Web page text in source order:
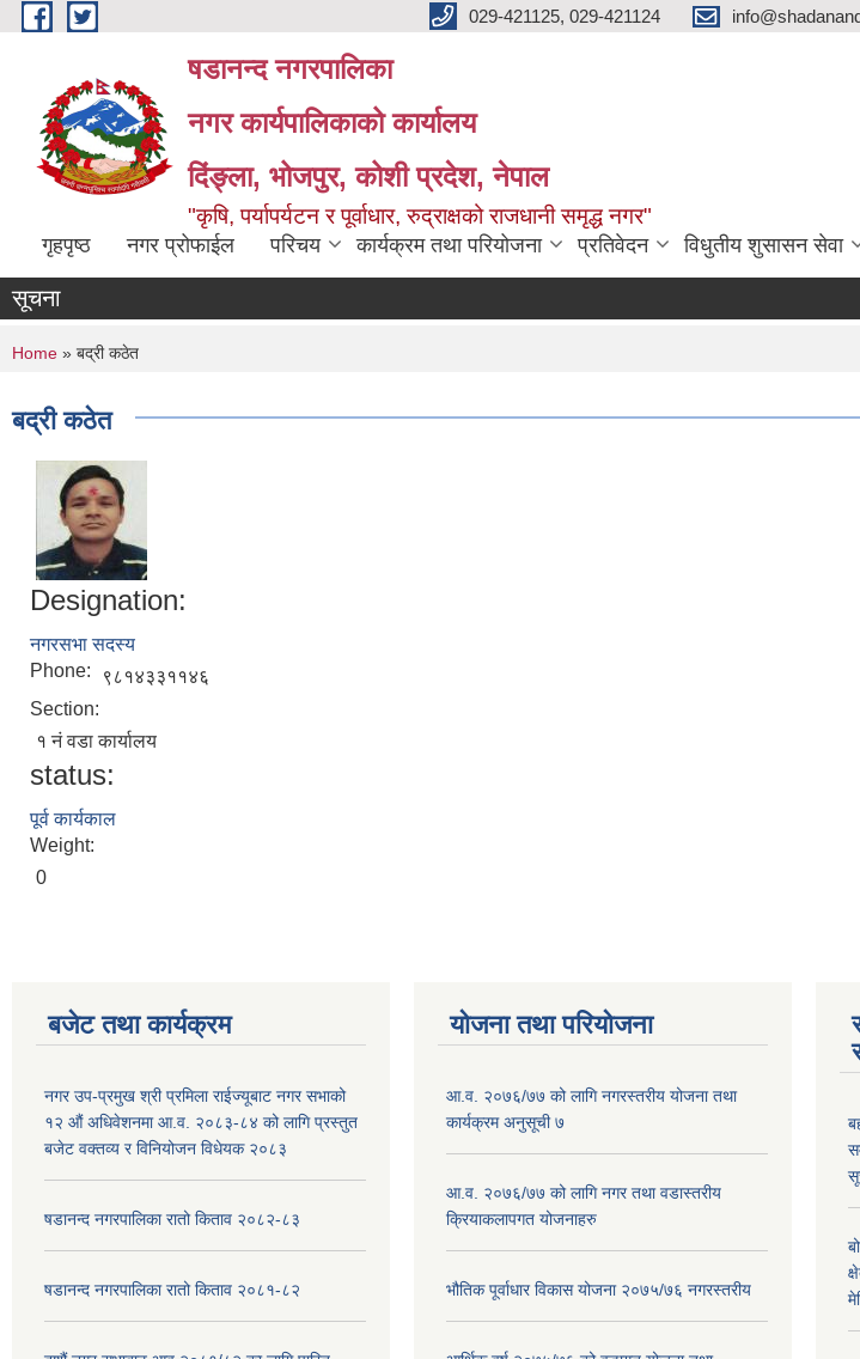
Skip to main content 029-421125, 029-421124
षडानन्द नगरपालिका
नगर कार्यपालिकाको कार्यालय
दिंङ्ला, भोजपुर, कोशी प्रदेश, नेपाल
"कृषि, पर्यापर्यटन र पूर्वाधार, रुद्राक्षको राजधानी समृद्ध नगर"
गृहपृष्ठ नगर प्रोफाईल परिचय कार्यक्रम तथा परियोजना प्रतिवेदन विधुतीय शुसासन सेवा
सूचना
You are here
Home » बद्री कठेत
बद्री कठेत
Designation:
नगरसभा सदस्य
Phone:
९८१४३३११४६
Section:
१ नं वडा कार्यालय
status:
पूर्व कार्यकाल
Weight:
0
बजेट तथा कार्यक्रम
नगर उप-प्रमुख श्री प्रमिला राईज्यूबाट नगर सभाको
१२ ‍औं अधिवेशनमा आ.व. २०८३-८४ को लागि प्रस्तुत
बजेट वक्तव्य र विनियोजन विधेयक २०८३
षडानन्द नगरपालिका रातो किताव २०८२-८३
षडानन्द नगरपालिका रातो किताव २०८१-८२
योजना तथा परियोजना
आ.व. २०७६/७७ को लागि नगरस्तरीय योजना तथा
कार्यक्रम अनुसूची ७
आ.व. २०७६/७७ को लागि नगर तथा वडास्तरीय
क्रियाकलापगत योजनाहरु
भौतिक पूर्वाधार विकास योजना २०७५/७६ नगरस्तरीय